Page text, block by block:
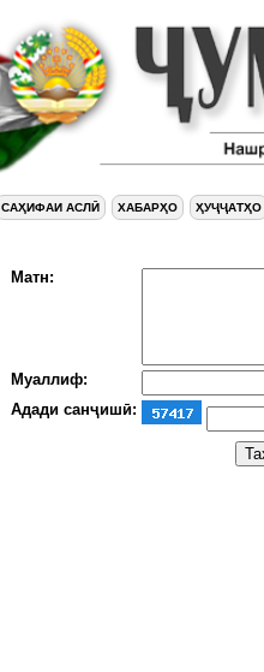
САҲИФАИ АСЛӢ ХАБАРҲО ҲУҶҶАТҲО
Матн:
Муаллиф:
Адади санҷишӣ: